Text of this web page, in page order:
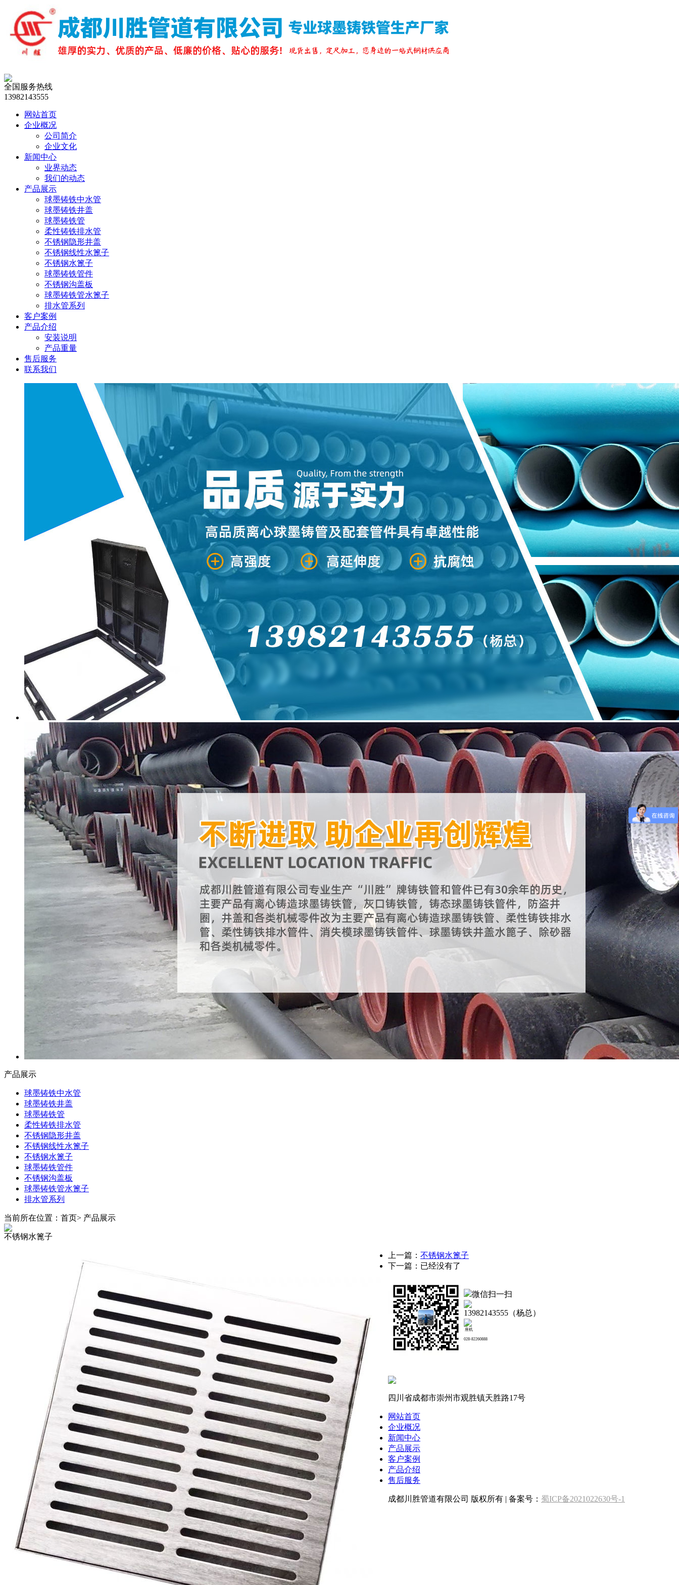
全国服务热线
13982143555
网站首页
企业概况
公司简介
企业文化
新闻中心
业界动态
我们的动态
产品展示
球墨铸铁中水管
球墨铸铁井盖
球墨铸铁管
柔性铸铁排水管
不锈钢隐形井盖
不锈钢线性水篦子
不锈钢水篦子
球墨铸铁管件
不锈钢沟盖板
球墨铸铁管水篦子
排水管系列
客户案例
产品介绍
安装说明
产品重量
售后服务
联系我们
产品展示
球墨铸铁中水管
球墨铸铁井盖
球墨铸铁管
柔性铸铁排水管
不锈钢隐形井盖
不锈钢线性水篦子
不锈钢水篦子
球墨铸铁管件
不锈钢沟盖板
球墨铸铁管水篦子
排水管系列
当前所在位置：首页> 产品展示
不锈钢水篦子
上一篇： 不锈钢水篦子
下一篇：已经没有了
微信扫一扫
13982143555（杨总）
座机
028-82260888
四川省成都市崇州市观胜镇天胜路17号
网站首页
企业概况
新闻中心
产品展示
客户案例
产品介绍
售后服务
成都川胜管道有限公司 版权所有 | 备案号： 蜀ICP备2021022630号-1